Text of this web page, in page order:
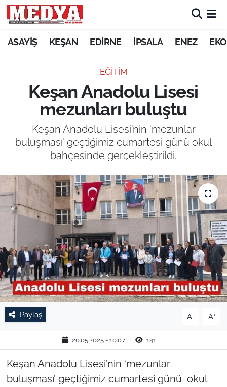
ASAYİŞ KEŞAN EDİRNE İPSALA ENEZ
EĞİTİM
Keşan Anadolu Lisesi
mezunları buluştu
Keşan Anadolu Lisesi’nin ‘mezunlar
buluşması’ geçtiğimiz cumartesi günü okul
bahçesinde gerçekleştirildi.
Paylaş A- A+
20.05.2025 - 10:07 141
Keşan Anadolu Lisesi’nin ‘mezunlar
buluşması’ geçtiğimiz cumartesi günü okul
KEŞAN
ASAYİŞ
SİYASET
GÜNDEM
SAĞLIK
EĞİTİM
TARIM VE HAYVANCILIK
KÜLTÜR SANAT
RESMİ İLAN
SPOR
YAŞAM
EDİRNE